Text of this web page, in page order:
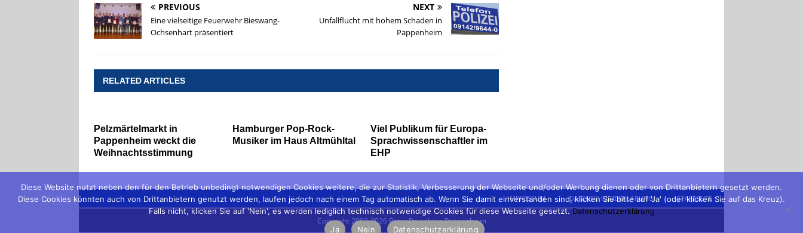
PREVIOUS
Eine vielseitige Feuerwehr Bieswang-
Ochsenhart präsentiert
NEXT
Unfallflucht mit hohem Schaden in
Pappenheim
RELATED ARTICLES
Pelzmärtelmarkt in
Pappenheim weckt die
Weihnachtsstimmung
Hamburger Pop-Rock-
Musiker im Haus Altmühltal
Viel Publikum für Europa-
Sprachwissenschaftler im
EHP
IMPRESSUM DATENSCHUTZERKLÄRUNG STARTSEITE
Copyright 2003-2026 Peter Prusakow, Pappenheim
Diese Website nutzt neben den für den Betrieb unbedingt notwendigen Cookies weitere, die zur Statistik, Verbesserung der Webseite und/oder Werbung dienen oder von Drittanbietern gesetzt werden.
Diese Cookies könnten auch von Drittanbietern genutzt werden, laufen jedoch nach einem Tag automatisch ab. Wenn Sie damit einverstanden sind, klicken Sie bitte auf 'Ja' (oder klicken Sie auf das Kreuz).
Falls nicht, klicken Sie auf 'Nein', es werden lediglich technisch notwendige Cookies für diese Webseite gesetzt.Datenschutzerklärung
Ja
Nein Datenschutzerklärung